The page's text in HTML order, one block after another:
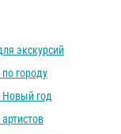
экскурсий
городу
Новый год